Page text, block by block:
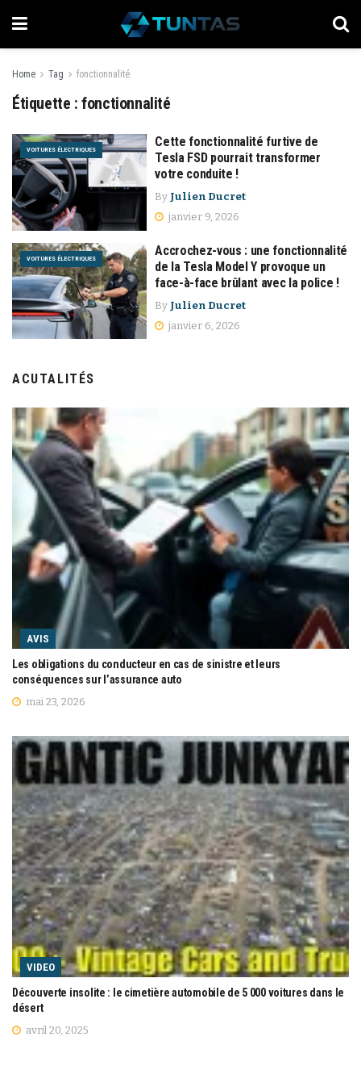
Home Tag fonctionnalité
Étiquette :fonctionnalité
VOITURES ÉLECTRIQUES
Cette fonctionnalité furtive de
Tesla FSD pourrait transformer
votre conduite !
By Julien Ducret
janvier 9, 2026
VOITURES ÉLECTRIQUES
Accrochez-vous : une fonctionnalité
de la Tesla Model Y provoque un
face-à-face brûlant avec la police !
By Julien Ducret
janvier 6, 2026
ACUTALITÉS
AVIS
Les obligations du conducteur en cas de sinistre et leurs
conséquences sur l’assurance auto
mai 23, 2026
VIDEO
Découverte insolite : le cimetière automobile de 5 000 voitures dans le
désert
avril 20, 2025